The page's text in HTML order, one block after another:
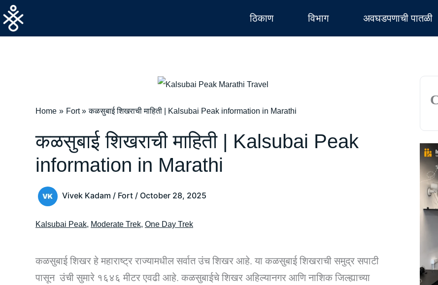
Skip
to
ठिकाण विभाग अवघडपणाची पातळी
Home Fort कळसुबाई शिखराची माहिती | Kalsubai Peak information in Marathi
कळसुबाई शिखराची माहिती | Kalsubai Peak
information in Marathi
Vivek Kadam / Fort / October 28, 2025
Kalsubai Peak, Moderate Trek, One Day Trek
कळसुबाई शिखर हे महाराष्ट्र राज्यामधील सर्वात उंच शिखर आहे. या कळसुबाई शिखराची समुद्र सपाटी
पासून उंची सुमारे १६४६ मीटर एवढी आहे. कळसुबाईचे शिखर अहिल्यानगर आणि नाशिक जिल्ह्याच्या